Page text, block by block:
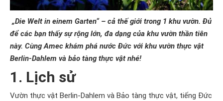
„Die Welt in einem Garten“ – cả thế giới trong 1 khu vườn. Đủ
để các bạn thấy sự rộng lớn, đa dạng của khu vườn thần tiên
này. Cùng Amec khám phá nước Đức với khu vườn thực vật
Berlin-Dahlem và bảo tàng thực vật nhé!
1. Lịch sử
Vườn thực vật Berlin-Dahlem và Bảo tàng thực vật, tiếng Đức